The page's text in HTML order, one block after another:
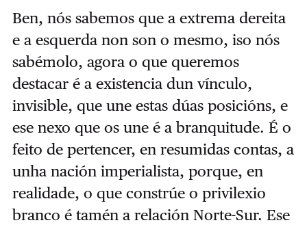
Ben, nós sabemos que a extrema dereita
e a esquerda non son o mesmo, iso nós
sabémolo, agora o que queremos
destacar é a existencia dun vínculo,
invisible, que une estas dúas posicións, e
ese nexo que os une é a branquitude. É o
feito de pertencer, en resumidas contas, a
unha nación imperialista, porque, en
realidade, o que constrúe o privilexio
branco é tamén a relación Norte-Sur. Ese